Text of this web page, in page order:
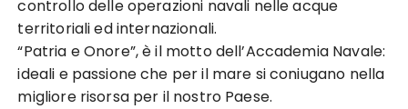
controllo delle operazioni navali nelle acque
territoriali ed internazionali.
“Patria e Onore”, è il motto dell’Accademia Navale:
ideali e passione che per il mare si coniugano nella
migliore risorsa per il nostro Paese.